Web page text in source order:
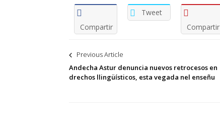
Compartir
Tweet
Compartir
Navegación
de
Previous Article
Andecha Astur denuncia nuevos retrocesos en
drechos llingüísticos, esta vegada nel enseñu